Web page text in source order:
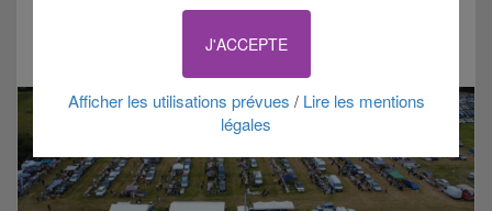
J'ACCEPTE
Afficher les utilisations prévues / Lire les mentions
légales
Signaler cette annonce